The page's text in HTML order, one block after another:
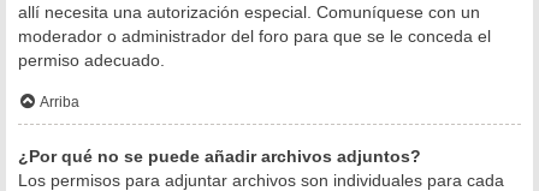
allí necesita una autorización especial. Comuníquese con un
moderador o administrador del foro para que se le conceda el
permiso adecuado.
Arriba
¿Por qué no se puede añadir archivos adjuntos?
Los permisos para adjuntar archivos son individuales para cada